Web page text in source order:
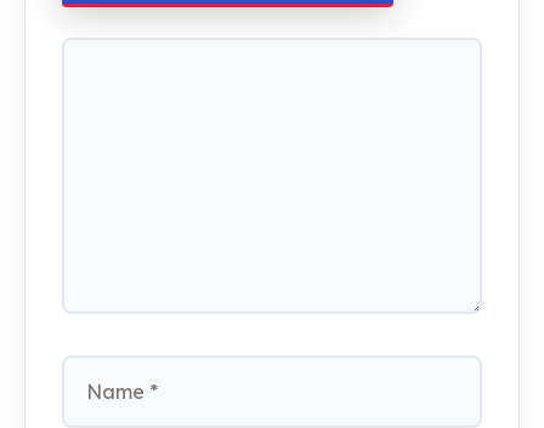
Comment
Name